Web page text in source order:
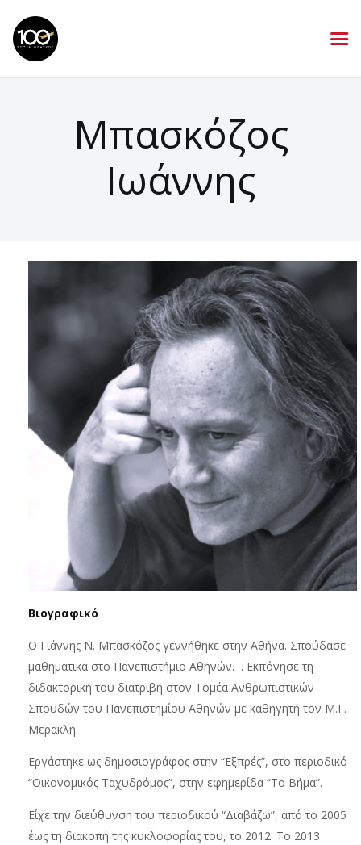
Μπασκόζος
Ιωάννης
Βιογραφικό
Ο Γιάννης Ν. Μπασκόζος γεννήθηκε στην Αθήνα. Σπούδασε
μαθηματικά στο Πανεπιστήμιο Αθηνών. . Εκπόνησε τη
διδακτορική του διατριβή στον Τομέα Ανθρωπιστικών
Σπουδών του Πανεπιστημίου Αθηνών με καθηγητή τον Μ.Γ.
Μερακλή.
Εργάστηκε ως δημοσιογράφος στην “Εξπρές”, στο περιοδικό
“Οικονομικός Ταχυδρόμος”, στην εφημερίδα “Το Βήμα”.
Είχε την διεύθυνση του περιοδικού “Διαβάζω”, από το 2005
έως τη διακοπή της κυκλοφορίας του, το 2012. Το 2013